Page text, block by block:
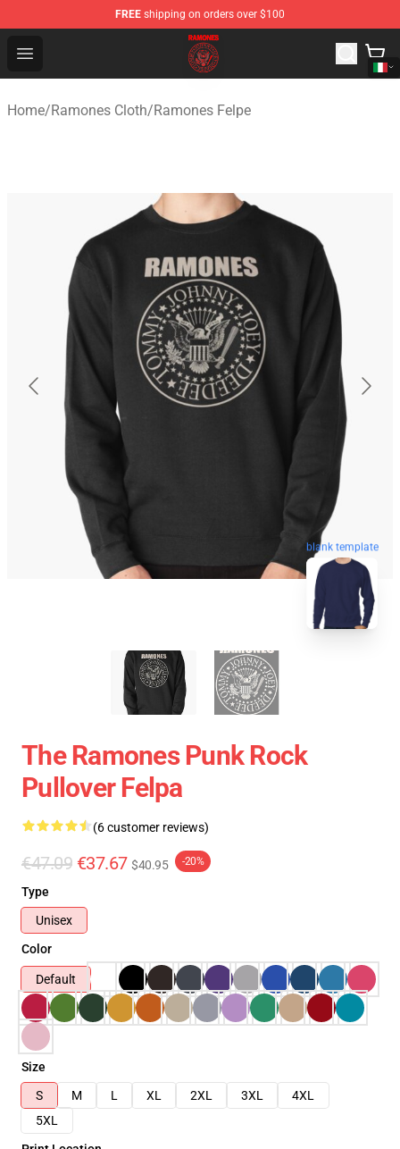
FREE shipping on orders over $100
Open menu
Ramones Store - Official Ramones Merchandise Shop
Home/Ramones Cloth/Ramones Felpe
blank template
The Ramones Punk Rock
Pullover Felpa
(6 customer reviews)
€47.09 €37.67 $40.95 -20%
Type
Unisex
Color
Default
Size
S
M L XL 2XL 3XL
4XL
5XL